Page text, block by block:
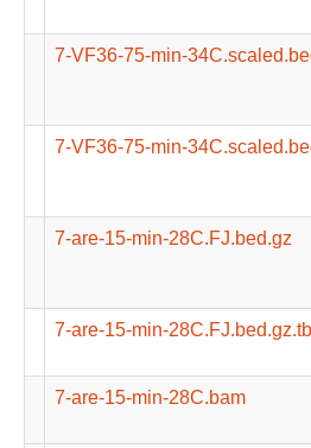
7-VF36-75-min-
7-VF36-75-min-
7-are-15-min-28C.FJ.bed.gz
7-are-15-min-
7-are-15-min-28C.bam